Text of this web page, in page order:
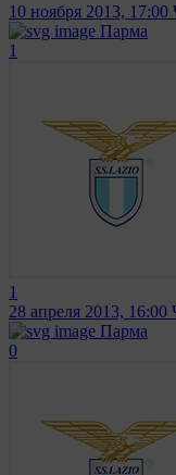
10 ноября 2013, 17:00
Парма
1
1
28 апреля 2013, 16:00
Парма
0